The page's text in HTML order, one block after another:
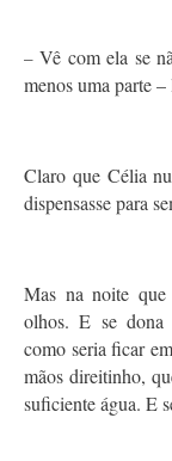
–Vê com ela se
menos uma parte –
Claro que Célia
dispensasse para
Mas na noite que
olhos. E se dona
como seria ficar
mãos direitinho,
suficiente água. E